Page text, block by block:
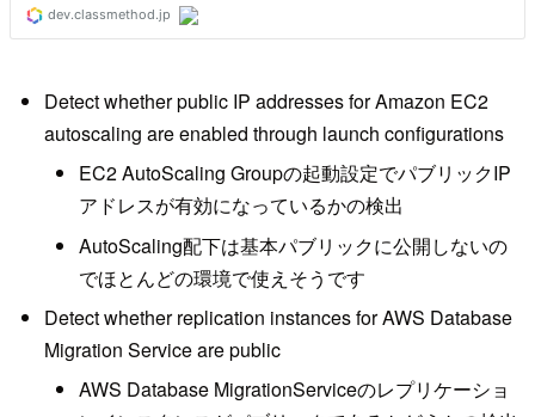
Detect whether public IP addresses for Amazon EC2
autoscaling are enabled through launch configurations
EC2 AutoScaling Groupの起動設定でパブリックIP
アドレスが有効になっているかの検出
AutoScaling配下は基本パブリックに公開しないの
でほとんどの環境で使えそうです
Detect whether replication instances for AWS Database
Migration Service are public
AWS Database MigrationServiceのレプリケーショ